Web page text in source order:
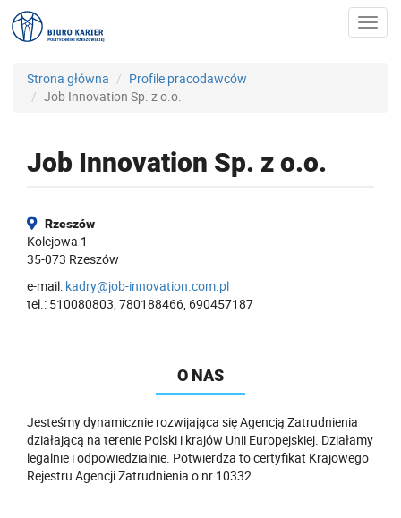
Strona główna
Profile pracodawców
Job Innovation Sp. z o.o.
Job Innovation Sp. z o.o.
Rzeszów
Kolejowa 1
35-073 Rzeszów
e-mail: kadry@job-innovation.com.pl
tel.: 510080803, 780188466, 690457187
O NAS
Jesteśmy dynamicznie rozwijająca się Agencją Zatrudnienia
działającą na terenie Polski i krajów Unii Europejskiej. Działamy
legalnie i odpowiedzialnie. Potwierdza to certyfikat Krajowego
Rejestru Agencji Zatrudnienia o nr 10332.